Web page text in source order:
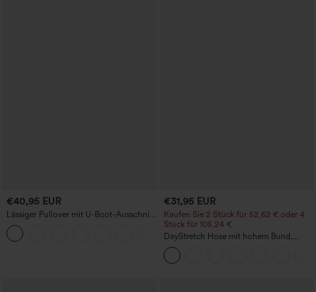
€40,95 EUR
Lässiger Pullover mit U-Boot-Ausschnitt
und Fledermausärmeln.
+1
€31,95 EUR
Kaufen Sie 2 Stück für 52,62 € oder 4
Stück für 105,24 €.
DayStretch Hose mit hohem Bund,
Barrel-Leg und Taschen